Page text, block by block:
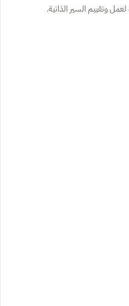
وتقييم السير الذاتية.